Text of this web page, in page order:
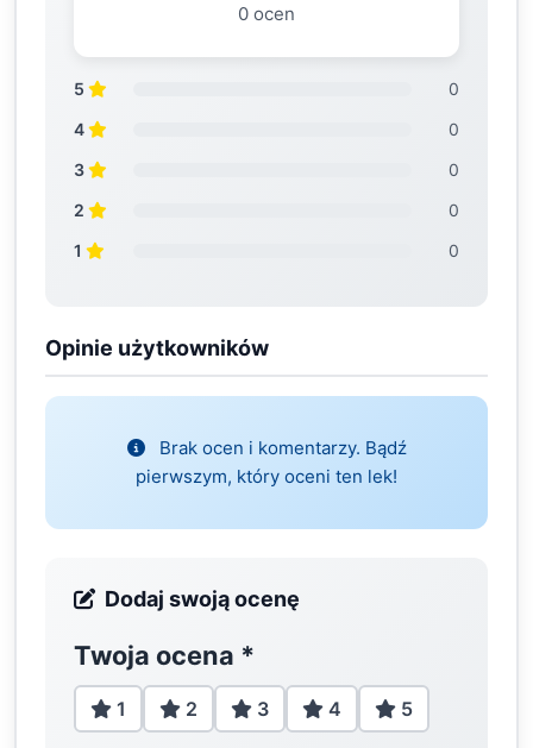
0 ocen
5
0
4
0
3
0
2
0
1
0
Opinie użytkowników
Brak ocen i komentarzy. Bądź
pierwszym, który oceni ten lek!
Dodaj swoją ocenę
Twoja ocena *
1 2 3 4 5